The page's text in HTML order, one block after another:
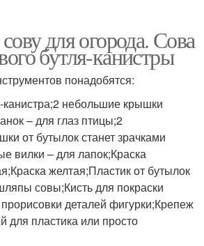
для огорода. Сова
бутля-канистры
понадобятся:
небольшие крышки
– для глаз птицы;2
от бутылок станет зрачками
вилки – для лапок;Краска
желтая;Пластик от бутылок
совы;Кисть для покраски
деталей фигурки;Крепеж
для пластика или просто